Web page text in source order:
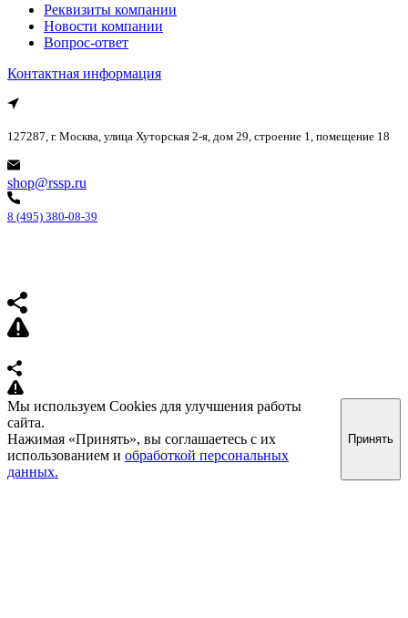
Реквизиты компании
Новости компании
Вопрос-ответ
Контактная информация
127287, г. Москва, улица Хуторская 2-я, дом 29, строение 1, помещение 18
shop@rssp.ru
8 (495) 380-08-39
Мы используем Cookies для улучшения работы
сайта.
Нажимая «Принять», вы соглашаетесь с их
использованием и обработкой персональных
данных.
Принять